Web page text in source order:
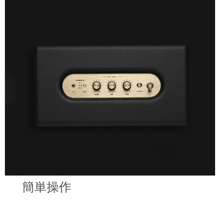
簡単操作